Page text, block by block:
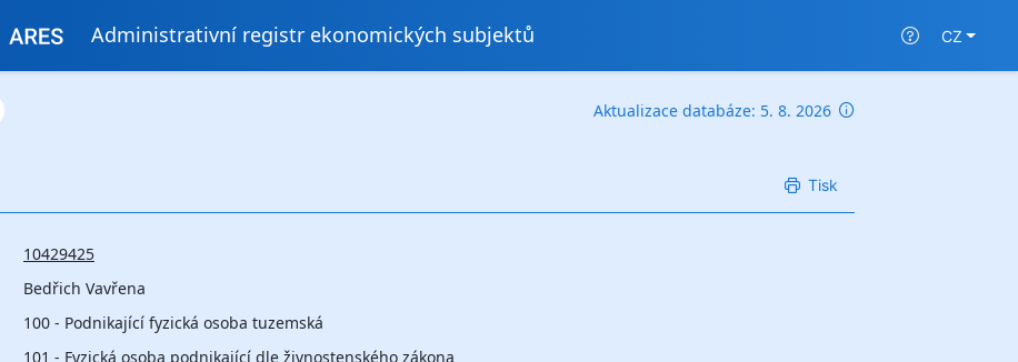
Administrativní registr ekonomických subjektů CZ
Aktualizace databáze: 5. 8. 2026
Tisk
10429425
Bedřich Vavřena
100 - Podnikající fyzická osoba tuzemská
101 - Fyzická osoba podnikající dle živnostenského zákona